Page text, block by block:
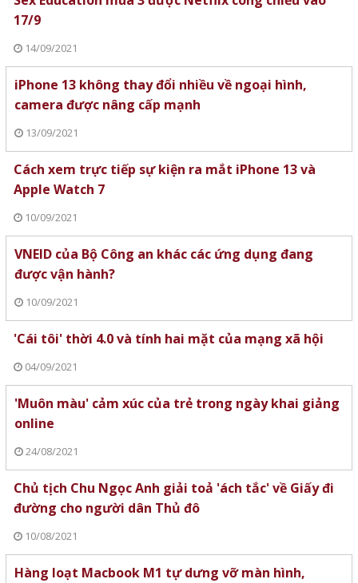
17/9
14/09/2021
iPhone 13 không thay đổi nhiều về ngoại hình,
camera được nâng cấp mạnh
13/09/2021
Cách xem trực tiếp sự kiện ra mắt iPhone 13 và
Apple Watch 7
10/09/2021
VNEID của Bộ Công an khác các ứng dụng đang
được vận hành?
10/09/2021
'Cái tôi' thời 4.0 và tính hai mặt của mạng xã hội
04/09/2021
'Muôn màu' cảm xúc của trẻ trong ngày khai giảng
online
24/08/2021
Chủ tịch Chu Ngọc Anh giải toả 'ách tắc' về Giấy đi
đường cho người dân Thủ đô
10/08/2021
Hàng loạt Macbook M1 tự dưng vỡ màn hình,